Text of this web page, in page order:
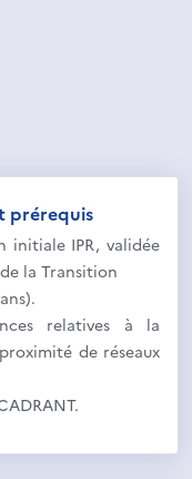
prérequis
initiale IPR, validée
la Transition
relatives à la
de réseaux